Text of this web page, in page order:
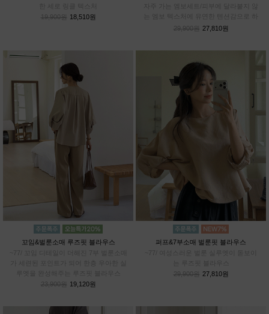
한 세로 링클 텍스처
19,900원 18,510원
자주 가는 엠보세트/피부에 달라붙지 않
는 엠보 텍스처에 유연한 텐션감으로 하
루종일 편안하게
29,900원 27,810원
꼬임&벌룬소매 루즈핏 블라우스
~77/ 꼬임 디테일이 더해진 7부 벌룬소매
가 세련된 포인트가 되어 한층 우아한 실
루엣을 완성해주는 루즈핏 블라우스
23,900원
19,120원
퍼프&7부소매 벌룬핏 블라우스
~77/ 여성스러운 벌룬 실루엣이 돋보이
는 루즈핏 블라우스
29,900원 27,810원